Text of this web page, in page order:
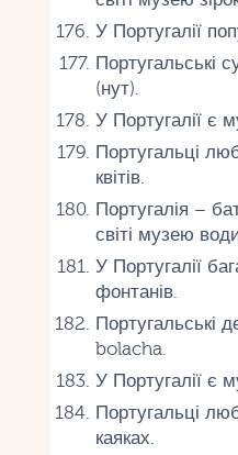
У Португалії
Португальські
(нут).
У Португалії є
Португальці
квітів.
Португалія –
світі музею
У Португалії
фонтанів.
Португальські
bolacha.
У Португалії є
Португальці
каяках.